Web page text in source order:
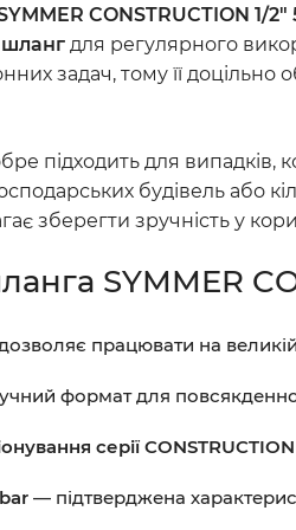
CONSTRUCTION 1/2"
для регулярного
задач, тому її
підходить для випадків,
будівель або
зберегти зручність у
SYMMER
працювати на
формат для
серії CONSTRUCTION
— підтверджена